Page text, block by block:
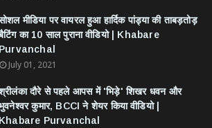
मीडिया पर वायरल हुआ हार्दिक पांड्या की ताबड़तोड़
का 10 साल पुराना वीडियो | Khabare
Purvanchal
July 01, 2021
दौरे से पहले आपस में 'भिड़े' शिखर धवन और
कुमार, BCCI ने शेयर किया वीडियो |
Khabare Purvanchal